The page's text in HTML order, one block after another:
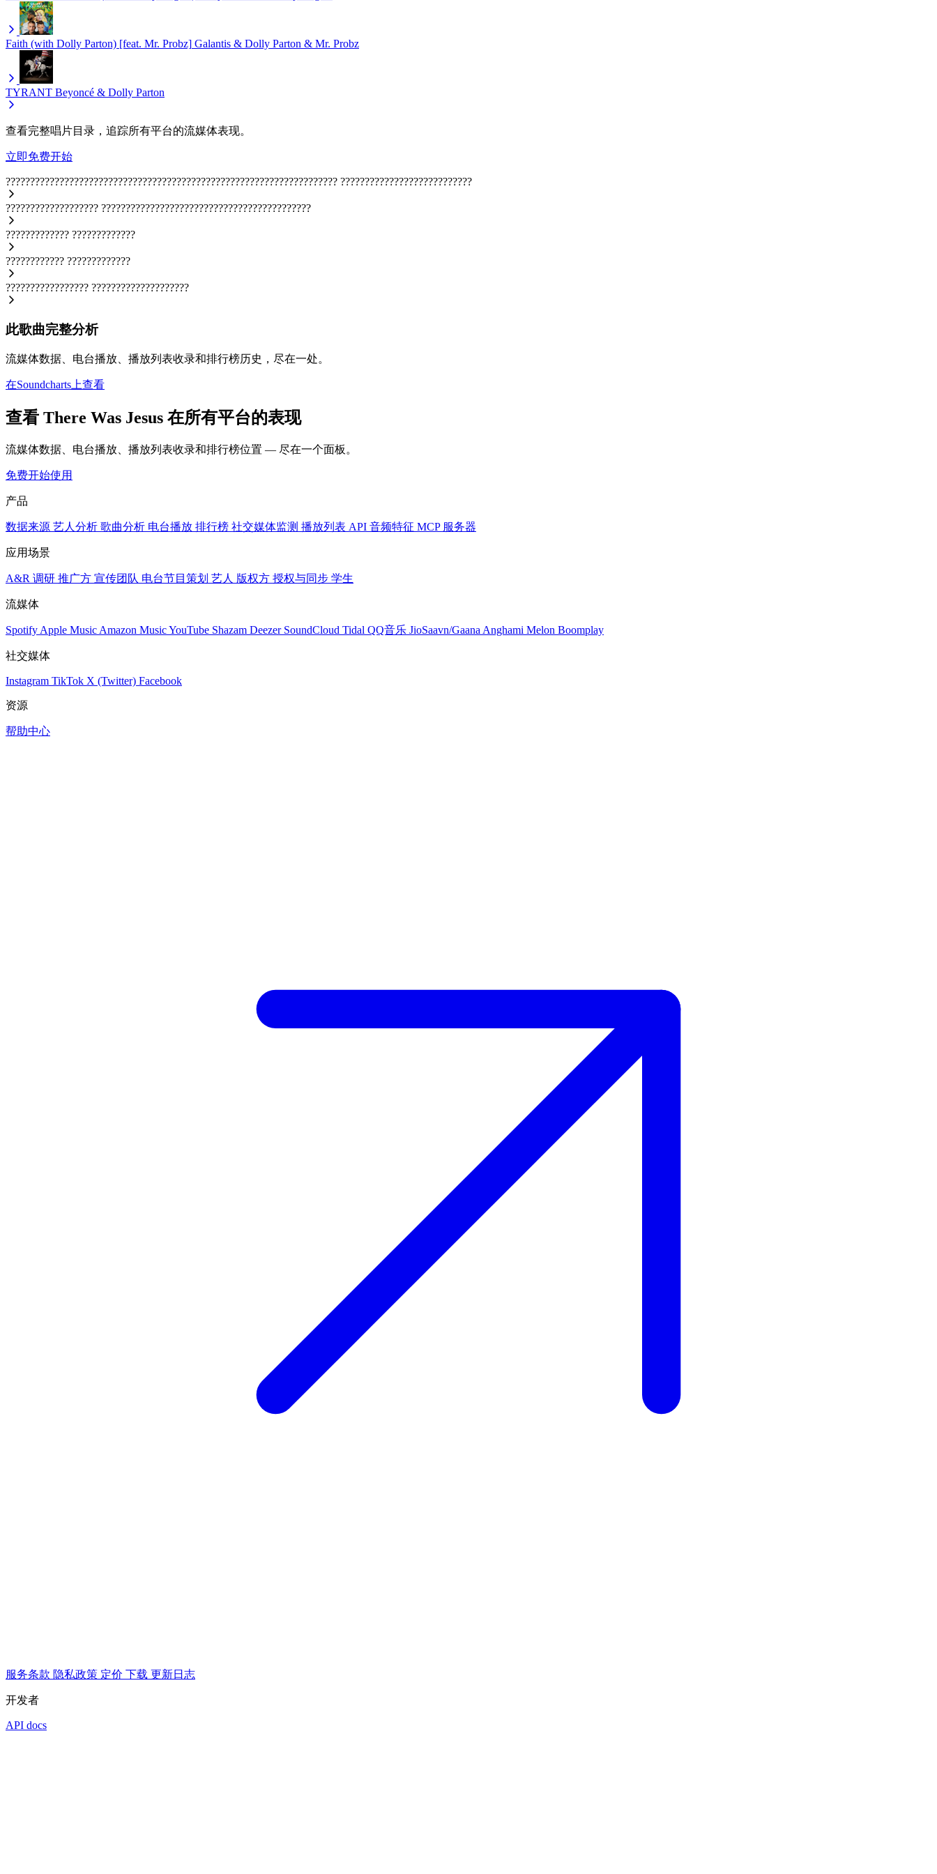
Faith (with Dolly Parton) [feat. Mr. Probz] Galantis & Dolly Parton & Mr. Probz
TYRANT Beyoncé & Dolly Parton
查看完整唱片目录，追踪所有平台的流媒体表现。
立即免费开始
???????????????????????????????????????????????????????????????????? ???????????????????????????
??????????????????? ???????????????????????????????????????????
????????????? ?????????????
???????????? ?????????????
????????????????? ????????????????????
此歌曲完整分析
流媒体数据、电台播放、播放列表收录和排行榜历史，尽在一处。
在Soundcharts上查看
查看 There Was Jesus 在所有平台的表现
流媒体数据、电台播放、播放列表收录和排行榜位置 — 尽在一个面板。
免费开始使用
产品
数据来源 艺人分析 歌曲分析 电台播放 排行榜 社交媒体监测 播放列表 API 音频特征 MCP 服务器
应用场景
A&R 调研 推广方 宣传团队 电台节目策划 艺人 版权方 授权与同步 学生
流媒体
Spotify Apple Music Amazon MusicYouTube Shazam Deezer SoundCloud Tidal QQ音乐 JioSaavn/Gaana Anghami Melon Boomplay
社交媒体
Instagram TikTok X (Twitter) Facebook
资源
帮助中心
服务条款 隐私政策 定价 下载 更新日志
开发者
API docs